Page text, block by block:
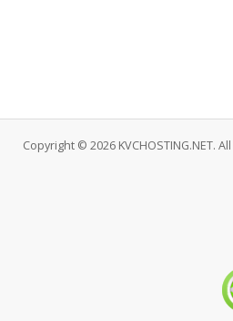
Copyright © 2026 KVCHOSTING.NET.